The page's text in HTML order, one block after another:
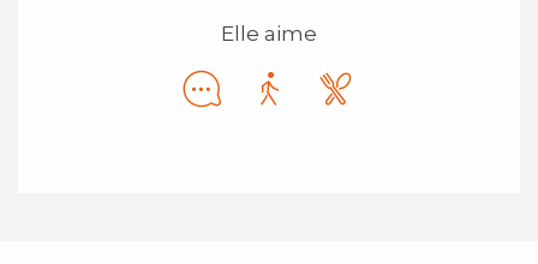
Elle aime